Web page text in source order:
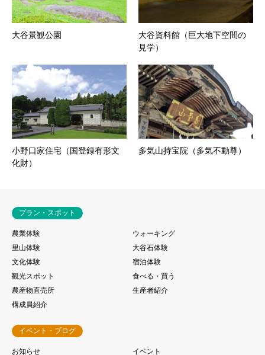
大谷景観公園
大谷資料館（巨大地下空間の
見学）
小野口家住宅（国登録有形文
化財）
多気山持宝院（多気不動尊）
プラン・スポット
農業体験
ウォーキング
里山体験
大谷石体験
文化体験
宿泊体験
観光スポット
食べる・買う
農産物直売所
生産者紹介
構成員紹介
イベント・ブログ
お知らせ イベント